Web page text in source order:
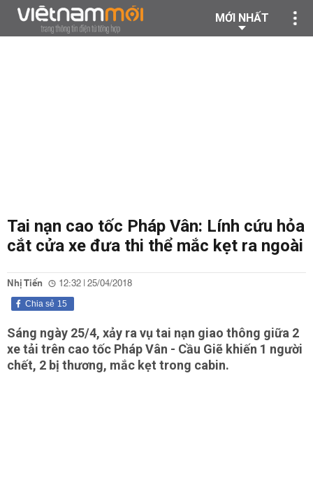
MỚI NHẤT
Tai nạn cao tốc Pháp Vân: Lính cứu hỏa
cắt cửa xe đưa thi thể mắc kẹt ra ngoài
Nhị Tiến 12:32 | 25/04/2018
15
Chia sẻ
Sáng ngày 25/4, xảy ra vụ tai nạn giao thông giữa 2
xe tải trên cao tốc Pháp Vân - Cầu Giẽ khiến 1 người
chết, 2 bị thương, mắc kẹt trong cabin.